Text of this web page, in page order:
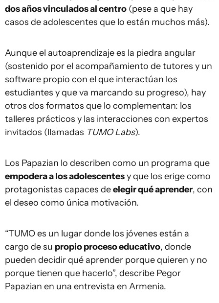
dos años vinculados al centro (pese a que hay
casos de adolescentes que lo están muchos más).
Aunque el autoaprendizaje es la piedra angular
(sostenido por el acompañamiento de tutores y un
software propio con el que interactúan los
estudiantes y que va marcando su progreso), hay
otros dos formatos que lo complementan: los
talleres prácticos y las interacciones con expertos
invitados (llamadas TUMO Labs).
Los Papazian lo describen como un programa que
empodera a los adolescentesy que los erige como
protagonistas capaces deelegir qué aprender, con
el deseo como única motivación.
“TUMO es un lugar donde los jóvenes están a
cargo de su propio proceso educativo, donde
pueden decidir qué aprender porque quieren y no
porque tienen que hacerlo”, describe Pegor
Papazian en una entrevista en Armenia.